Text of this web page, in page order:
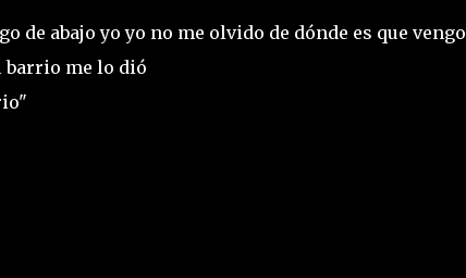
de abajo yo yo no me olvido de dónde es que vengo
barrio me lo dió